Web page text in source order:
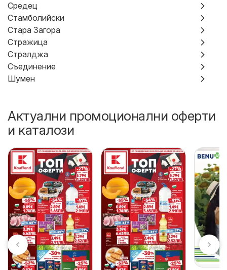
Средец
Стамболийски
Стара Загора
Стражица
Стралджа
Съединение
Шумен
Актуални промоционални оферти
и каталози